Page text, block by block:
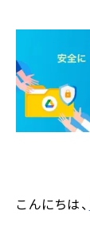
こんにちは、